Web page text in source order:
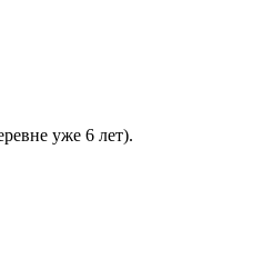
уже 6 лет).